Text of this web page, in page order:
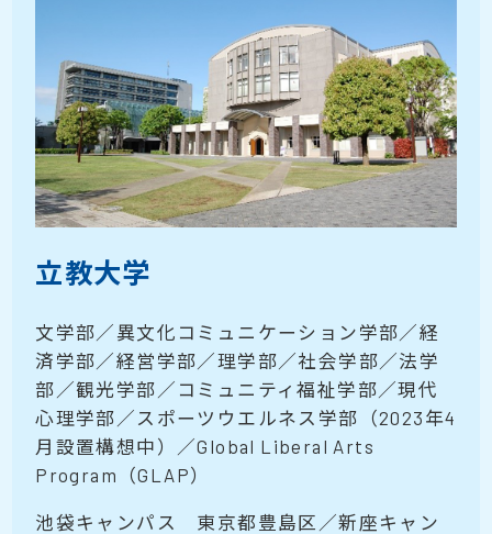
立教大学
文学部／異文化コミュニケーション学部／経
済学部／経営学部／理学部／社会学部／法学
部／観光学部／コミュニティ福祉学部／現代
心理学部／スポーツウエルネス学部（2023年4
月設置構想中）／Global Liberal Arts
Program（GLAP）
池袋キャンパス 東京都豊島区／新座キャン